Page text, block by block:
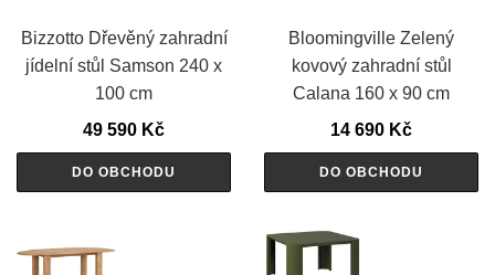
Bizzotto Dřevěný zahradní
jídelní stůl Samson 240 x
100 cm
49 590 Kč
DO OBCHODU
Bloomingville Zelený
kovový zahradní stůl
Calana 160 x 90 cm
14 690 Kč
DO OBCHODU